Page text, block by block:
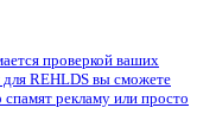
проверкой ваших
REHLDS вы сможете
рекламу или просто